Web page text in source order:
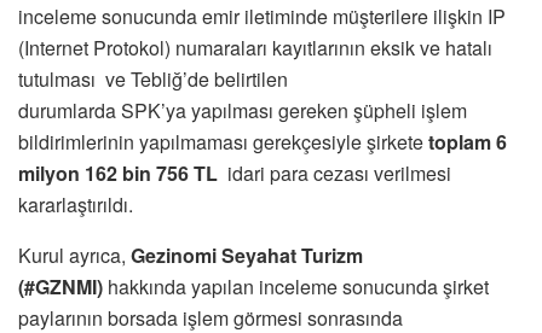
inceleme sonucunda emir iletiminde müşterilere ilişkin IP
(Internet Protokol) numaraları kayıtlarının eksik ve hatalı
tutulması ve Tebliğ’de belirtilen
durumlarda SPK’ya yapılması gereken şüpheli işlem
bildirimlerinin yapılmaması gerekçesiyle şirketetoplam 6
milyon 162 bin 756 TL idari para cezası verilmesi
kararlaştırıldı.
Kurul ayrıca, Gezinomi Seyahat Turizm
(#GZNMI) hakkında yapılan inceleme sonucunda şirket
paylarının borsada işlem görmesi sonrasında